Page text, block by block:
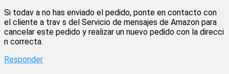
Si todav a no has enviado el pedido, ponte en contacto con
el cliente a trav s del Servicio de mensajes de Amazon para
cancelar este pedido y realizar un nuevo pedido con la direcci
n correcta.
Responder